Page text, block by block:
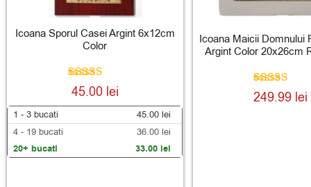
Icoana Sporul Casei Argint 6x12cm
Color
Evaluat la
5.00
din 5
45.00 lei
1 - 3 bucati 45.00 lei
4 - 19 bucati
36.00 lei
20+ bucati 33.00 lei
Icoana Maicii Domnului
Argint Color 20x26cm
Evaluat la
5.00
249.99 lei